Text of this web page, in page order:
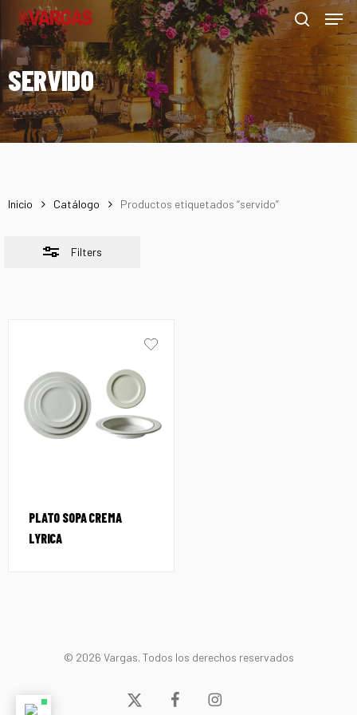
Skip
main
content
search
Menu
SERVIDO
Inicio Catálogo Productos etiquetados “servido”
Filters
Close
Filters
PLATO SOPA CREMA
LYRICA
© 2026 Vargas. Todos los derechos reservados
x-
facebookinstagram
Menu